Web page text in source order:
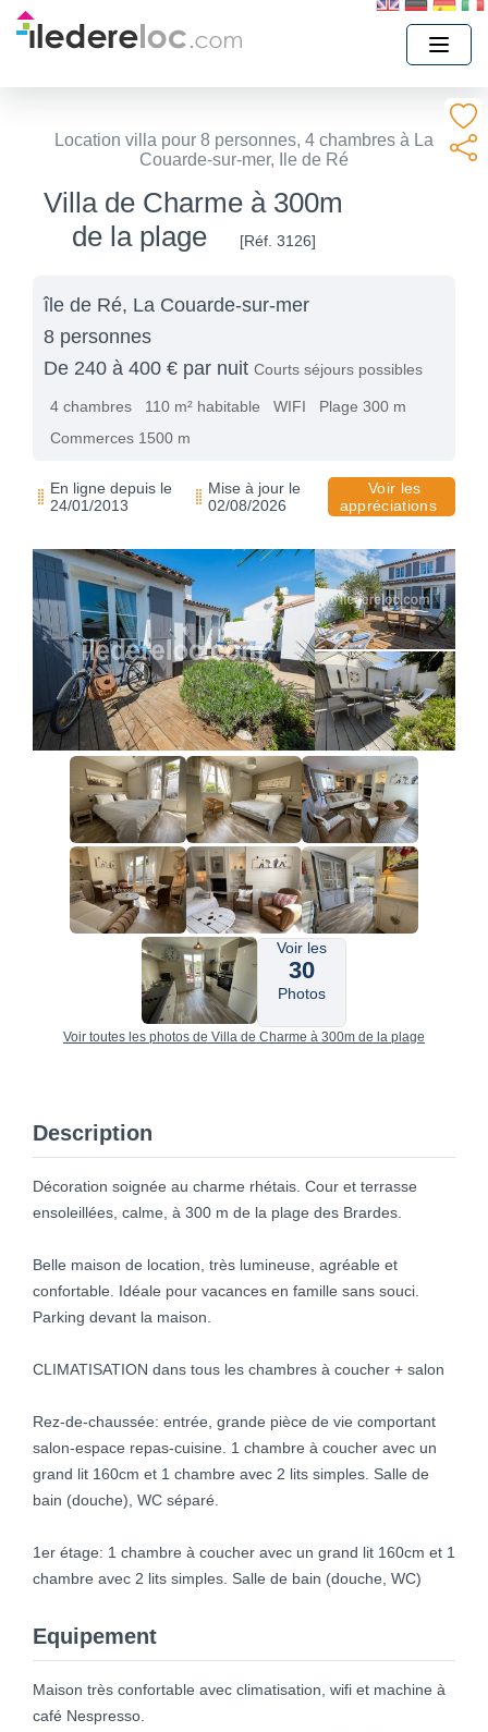
Location villa pour 8 personnes, 4 chambres à La
Couarde-sur-mer, Ile de Ré
Villa de Charme à 300m
de la plage
[Réf. 3126]
île de Ré, La Couarde-sur-mer
8 personnes
De 240 à 400 € par nuit Courts séjours possibles
4 chambres 110 m² habitable WIFI
Plage 300 m
Commerces 1500 m
En ligne depuis le
24/01/2013
Mise à jour le
02/08/2026
Voir les
appréciations
Voir les
30
Photos
Voir toutes les photos de Villa de Charme à 300m de la plage
Description
Décoration soignée au charme rhétais. Cour et terrasse
ensoleillées, calme, à 300 m de la plage des Brardes.
Belle maison de location, très lumineuse, agréable et
confortable. Idéale pour vacances en famille sans souci.
Parking devant la maison.
CLIMATISATION dans tous les chambres à coucher + salon
Rez-de-chaussée: entrée, grande pièce de vie comportant
salon-espace repas-cuisine. 1 chambre à coucher avec un
grand lit 160cm et 1 chambre avec 2 lits simples. Salle de
bain (douche), WC séparé.
1er étage: 1 chambre à coucher avec un grand lit 160cm et 1
chambre avec 2 lits simples. Salle de bain (douche, WC)
Equipement
Maison très confortable avec climatisation, wifi et machine à
café Nespresso.